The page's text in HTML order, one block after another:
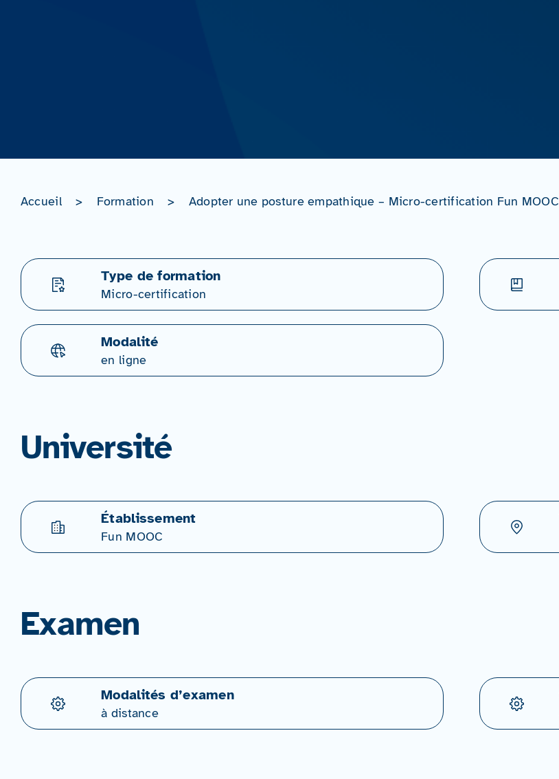
Accueil > Formation > Adopter une posture empathique – Micro-certification Fun MOOC
Type de formation
Micro-certification
Modalité
en ligne
Université
Établissement
Fun MOOC
Examen
Modalités d’examen
à distance